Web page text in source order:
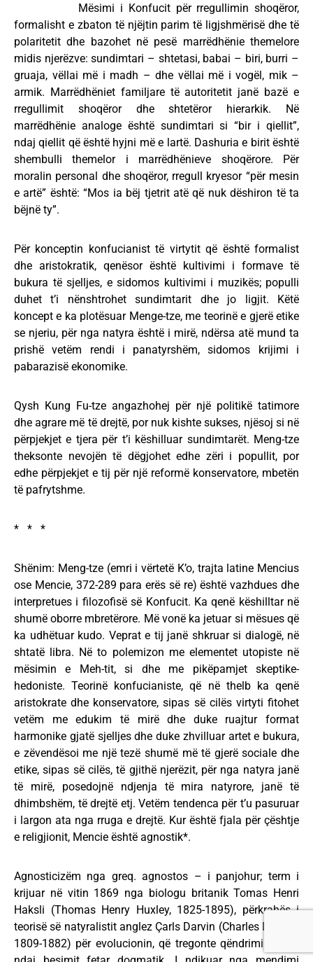
Mësimi i Konfucit për rregullimin shoqëror,
formalisht e zbaton të njëjtin parim të ligjshmërisë dhe të
polaritetit dhe bazohet në pesë marrëdhënie themelore
midis njerëzve: sundimtari – shtetasi, babai – biri, burri –
gruaja, vëllai më i madh – dhe vëllai më i vogël, mik –
armik. Marrëdhëniet familjare të autoritetit janë bazë e
rregullimit shoqëror dhe shtetëror hierarkik. Në
marrëdhënie analoge është sundimtari si “bir i qiellit”,
ndaj qiellit që është hyjni më e lartë. Dashuria e birit është
shembulli themelor i marrëdhënieve shoqërore. Për
moralin personal dhe shoqëror, rregull kryesor “për mesin
e artë” është: “Mos ia bëj tjetrit atë që nuk dëshiron të ta
bëjnë ty”.
Për konceptin konfucianist të virtytit që është formalist
dhe aristokratik, qenësor është kultivimi i formave të
bukura të sjelljes, e sidomos kultivimi i muzikës; populli
duhet t’i nënshtrohet sundimtarit dhe jo ligjit. Këtë
koncept e ka plotësuar Menge-tze, me teorinë e gjerë etike
se njeriu, për nga natyra është i mirë, ndërsa atë mund ta
prishë vetëm rendi i panatyrshëm, sidomos krijimi i
pabarazisë ekonomike.
Qysh Kung Fu-tze angazhohej për një politikë tatimore
dhe agrare më të drejtë, por nuk kishte sukses, njësoj si në
përpjekjet e tjera për t’i këshilluar sundimtarët. Meng-tze
theksonte nevojën të dëgjohet edhe zëri i popullit, por
edhe përpjekjet e tij për një reformë konservatore, mbetën
të pafrytshme.
* * *
Shënim: Meng-tze (emri i vërtetë K’o, trajta latine Mencius
ose Mencie, 372-289 para erës së re) është vazhdues dhe
interpretues i filozofisë së Konfucit. Ka qenë këshilltar në
shumë oborre mbretërore. Më vonë ka jetuar si mësues që
ka udhëtuar kudo. Veprat e tij janë shkruar si dialogë, në
shtatë libra. Në to polemizon me elementet utopiste në
mësimin e Meh-tit, si dhe me pikëpamjet skeptike-
hedoniste. Teorinë konfucianiste, që në thelb ka qenë
aristokrate dhe konservatore, sipas së cilës virtyti fitohet
vetëm me edukim të mirë dhe duke ruajtur format
harmonike gjatë sjelljes dhe duke zhvilluar artet e bukura,
e zëvendësoi me një tezë shumë më të gjerë sociale dhe
etike, sipas së cilës, të gjithë njerëzit, për nga natyra janë
të mirë, posedojnë ndjenja të mira natyrore, janë të
dhimbshëm, të drejtë etj. Vetëm tendenca për t’u pasuruar
i largon ata nga rruga e drejtë. Kur është fjala për çështje
e religjionit, Mencie është agnostik*.
Agnosticizëm nga greq. agnostos – i panjohur; term i
krijuar në vitin 1869 nga biologu britanik Tomas Henri
Haksli (Thomas Henry Huxley, 1825-1895), përkrahës i
teorisë së natyralistit anglez Çarls Darvin (Charles Darwin,
1809-1882) për evolucionin, që tregonte qëndrimin e vet